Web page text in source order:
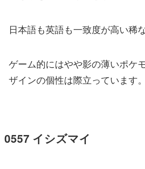
日本語も英語も一致度が高い稀
ゲーム的にはやや影の薄いポケ
ザインの個性は際立っています。
0557 イシズマイ